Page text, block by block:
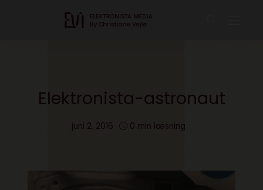
Elektronista-astronaut
juni 2, 2016 0 min læsning